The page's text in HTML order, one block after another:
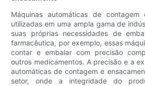
Máquinas automáticas de contagem
utilizadas em uma ampla gama de
suas próprias necessidades de
farmacêutica, por exemplo, essas
contar e embalar com precisão
outros medicamentos. A precisão e a
automáticas de contagem e
setor, onde a integridade do